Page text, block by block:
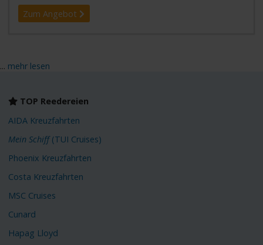
Zum Angebot
... mehr lesen
TOP Reedereien
AIDA Kreuzfahrten
Mein Schiff(TUI Cruises)
Phoenix Kreuzfahrten
Costa Kreuzfahrten
MSC Cruises
Cunard
Hapag Lloyd